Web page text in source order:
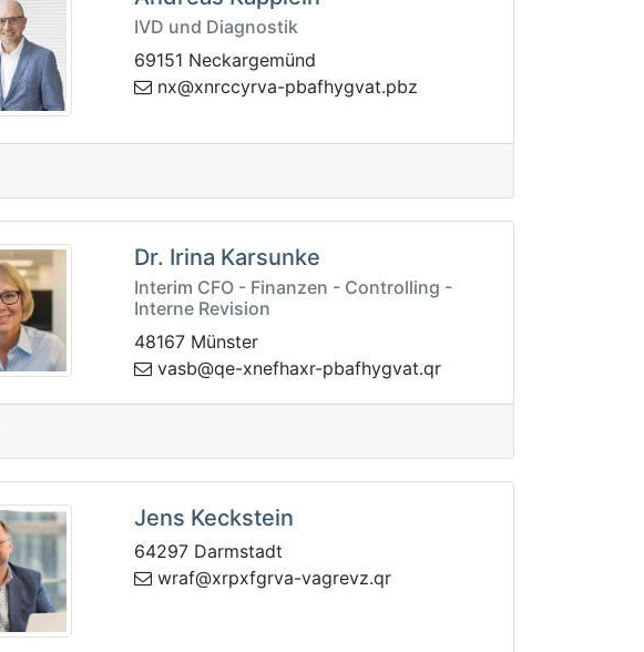
IVD und Diagnostik
69151 Neckargemünd
zbp.tav
gyhfabp-avryccrnx@xn
Dr. Irina Karsunke
Interim CFO - Finanzen - Controlling -
Interne Revision
48167 Münster
rq.
tavgyhfabp-rxahfenx-eq@bsav
Jens Keckstein
64297 Darmstadt
r
q.zvergav-avrgfxprx@farw